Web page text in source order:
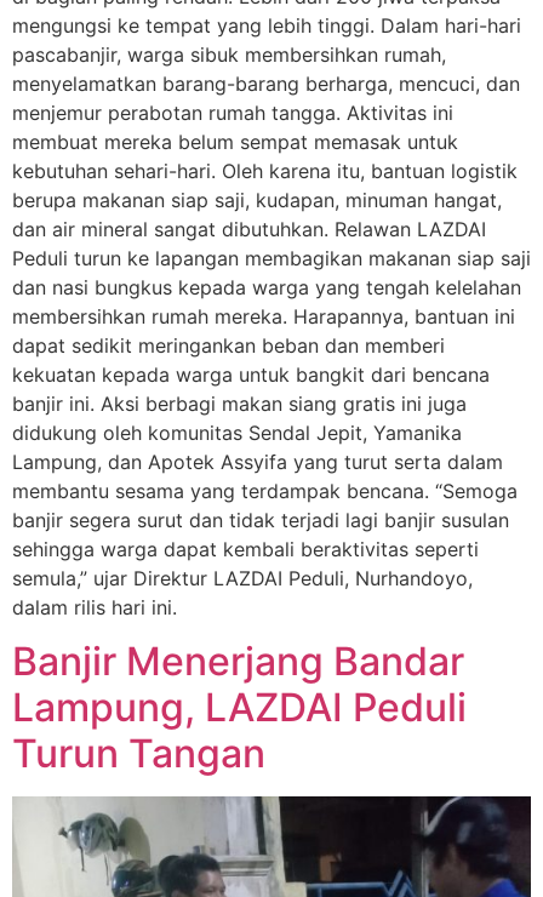
mengungsi ke tempat yang lebih tinggi. Dalam hari-hari
pascabanjir, warga sibuk membersihkan rumah,
menyelamatkan barang-barang berharga, mencuci, dan
menjemur perabotan rumah tangga. Aktivitas ini
membuat mereka belum sempat memasak untuk
kebutuhan sehari-hari. Oleh karena itu, bantuan logistik
berupa makanan siap saji, kudapan, minuman hangat,
dan air mineral sangat dibutuhkan. Relawan LAZDAI
Peduli turun ke lapangan membagikan makanan siap saji
dan nasi bungkus kepada warga yang tengah kelelahan
membersihkan rumah mereka. Harapannya, bantuan ini
dapat sedikit meringankan beban dan memberi
kekuatan kepada warga untuk bangkit dari bencana
banjir ini. Aksi berbagi makan siang gratis ini juga
didukung oleh komunitas Sendal Jepit, Yamanika
Lampung, dan Apotek Assyifa yang turut serta dalam
membantu sesama yang terdampak bencana. “Semoga
banjir segera surut dan tidak terjadi lagi banjir susulan
sehingga warga dapat kembali beraktivitas seperti
semula,” ujar Direktur LAZDAI Peduli, Nurhandoyo,
dalam rilis hari ini.
Banjir Menerjang Bandar
Lampung, LAZDAI Peduli
Turun Tangan